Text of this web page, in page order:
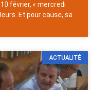
février, « mercredi
Et pour cause, sa
ACTUALITÉ